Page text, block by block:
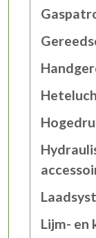
Lijm- en